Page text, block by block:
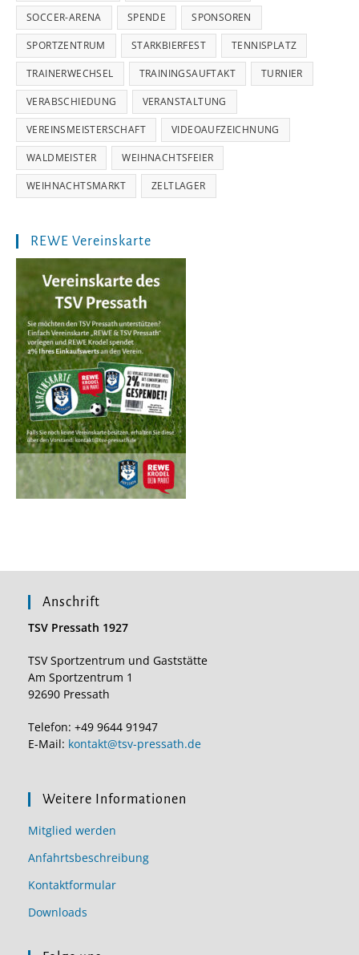
SOCCER-ARENA SPENDE SPONSOREN
SPORTZENTRUM STARKBIERFEST TENNISPLATZ
TRAINERWECHSEL TRAININGSAUFTAKT TURNIER
VERABSCHIEDUNG VERANSTALTUNG
VEREINSMEISTERSCHAFT VIDEOAUFZEICHNUNG
WALDMEISTER WEIHNACHTSFEIER
WEIHNACHTSMARKT ZELTLAGER
REWE Vereinskarte
Anschrift
TSV Pressath 1927
TSV Sportzentrum und Gaststätte
Am Sportzentrum 1
92690 Pressath
Telefon: +49 9644 91947
E-Mail: kontakt@tsv-pressath.de
Weitere Informationen
Mitglied werden
Anfahrtsbeschreibung
Kontaktformular
Downloads